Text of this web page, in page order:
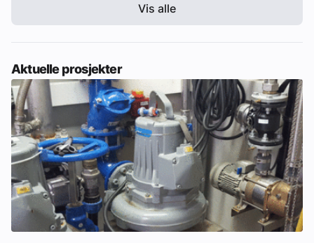
Vis alle
Aktuelle prosjekter